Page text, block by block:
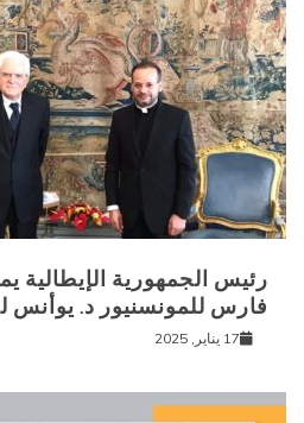
رئيس الجمهورية الإيطالية
فارس للمونسنيور د.
17 يناير, 2025